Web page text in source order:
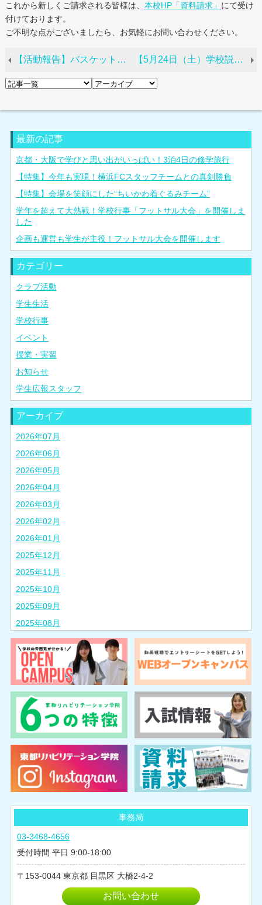
これから新しくご請求される皆様は、 本校HP「資料請求」 にて受け
付けております。
ご不明な点がございましたら、お気軽にお問い合わせください。
【活動報告】バスケットボール部、心も体もリフレッシュ！ 【5月24日（土）学校説明会を開催しました】
最新の記事
京都・大阪で学びと思い出がいっぱい！3泊4日の修学旅行
【特集】今年も実現！横浜FCスタッフチームとの真剣勝負
【特集】会場を笑顔にした“ちいかわ着ぐるみチーム”
学年を超えて大熱戦！学校行事「フットサル大会」を開催しま
した
企画も運営も学生が主役！フットサル大会を開催します
カテゴリー
クラブ活動
学生生活
学校行事
イベント
授業・実習
お知らせ
学生広報スタッフ
アーカイブ
2026年07月
2026年06月
2026年05月
2026年04月
2026年03月
2026年02月
2026年01月
2025年12月
2025年11月
2025年10月
2025年09月
2025年08月
2025年07月
2025年06月
2025年05月
2025年04月
2025年03月
2025年02月
2024年08月
2024年07月
2024年06月
2024年05月
2024年04月
2024年03月
2024年01月
事務局
03-3468-4656
受付時間 平日 9:00-18:00
153-0044 東京都 目黒区 大橋2-4-2
お問い合わせ